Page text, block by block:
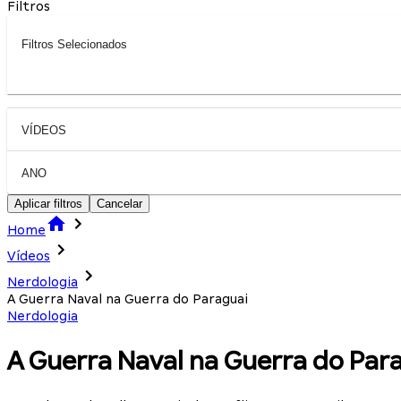
Filtros
Filtros Selecionados
VÍDEOS
ANO
Aplicar filtros Cancelar
Home
Vídeos
Nerdologia
A Guerra Naval na Guerra do Paraguai
Nerdologia
A Guerra Naval na Guerra do